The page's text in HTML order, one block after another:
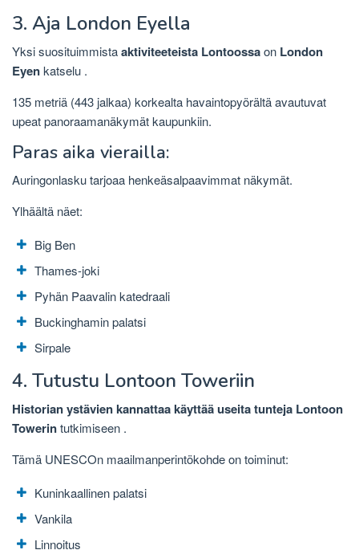
3. Aja London Eyella
Yksi suosituimmistaaktiviteeteista Lontoossaon London
Eyenkatselu .
135 metriä (443 jalkaa) korkealta havaintopyörältä avautuvat
upeat panoraamanäkymät kaupunkiin.
Paras aika vierailla:
Auringonlasku tarjoaa henkeäsalpaavimmat näkymät.
Ylhäältä näet:
Big Ben
Thames-joki
Pyhän Paavalin katedraali
Buckinghamin palatsi
Sirpale
4. Tutustu Lontoon Toweriin
Historian ystävien kannattaa käyttää useita tunteja Lontoon
Towerintutkimiseen .
Tämä UNESCOn maailmanperintökohde on toiminut:
Kuninkaallinen palatsi
Vankila
Linnoitus